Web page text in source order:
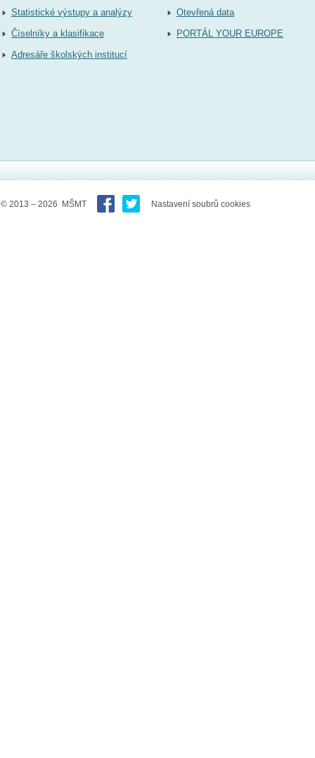
Statistické výstupy a analýzy
Číselníky a klasifikace
Adresáře školských institucí
Otevřená data
PORTÁL YOUR EUROPE
© 2013 – 2026 MŠMT Nastavení soubrů cookies